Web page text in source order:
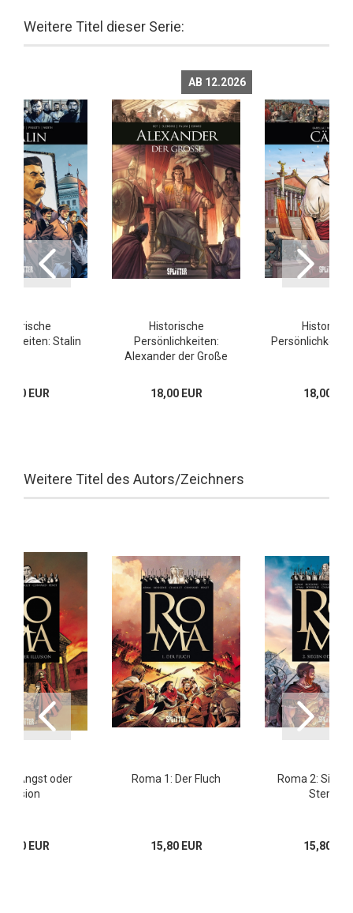
Weitere Titel dieser Serie:
Stalin
EUR
AB 12.2026
Historische
Persönlichkeiten:
Alexander der Große
18,00 EUR 18,00
Weitere Titel des Autors/Zeichners
5: Angst oder
Illusion
EUR
Roma 1: Der Fluch
15,80 EUR
Roma 2:
Sterben
15,80